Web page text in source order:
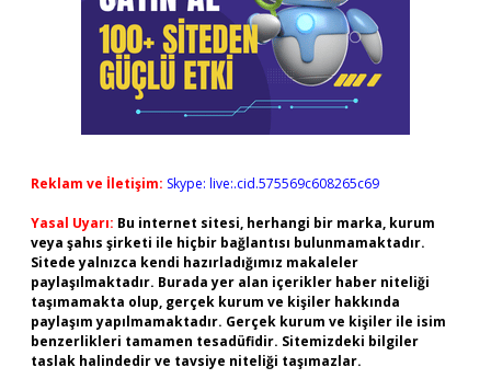
Reklam ve İletişim: Skype: live:.cid.575569c608265c69
Yasal Uyarı: Bu internet sitesi, herhangi bir marka, kurum
veya şahıs şirketi ile hiçbir bağlantısı bulunmamaktadır.
Sitede yalnızca kendi hazırladığımız makaleler
paylaşılmaktadır. Burada yer alan içerikler haber niteliği
taşımamakta olup, gerçek kurum ve kişiler hakkında
paylaşım yapılmamaktadır. Gerçek kurum ve kişiler ile isim
benzerlikleri tamamen tesadüfidir. Sitemizdeki bilgiler
taslak halindedir ve tavsiye niteliği taşımazlar.